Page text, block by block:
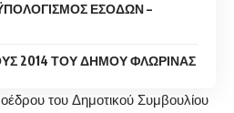
ΕΣΟΔΩΝ –
2014 ΤΟΥ ΔΗΜΟΥ ΦΛΩΡΙΝΑΣ
του Δημοτικού Συμβουλίου